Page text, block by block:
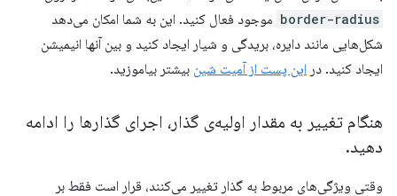
border-radius موجود فعال کنید. این به شما امکان می‌دهد
شکل‌هایی مانند دایره، بریدگی و شیار ایجاد کنید و بین آنها انیمیشن
ایجاد کنید. در این پست از آمیت شین بیشتر بیاموزید.
هنگام تغییر به مقدار اولیه‌ی گذار، اجرای گذارها را ادامه
دهید.
وقتی ویژگی‌های مربوط به گذار تغییر می‌کنند، قرار است فقط بر